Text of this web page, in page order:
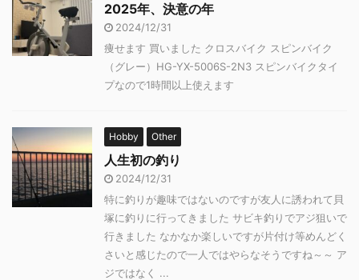
2025年、決意の年
2024/12/31
痩せます 買いました クロスバイク スピンバイク
（グレー）HG-YX-5006S-2N3 スピンバイクタイ
プなので1時間以上使えます
Hobby Other
人生初の釣り
2024/12/31
特に釣りが趣味ではないのですが友人に誘われて貝
塚に釣りに行ってきました サビキ釣りでアジ狙いで
行きました なかなか楽しいですが片付け等めんどく
さいと感じたので一人ではやらなそうですね～～ ア
ジではなく ...